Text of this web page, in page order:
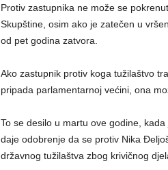
Protiv zastupnika ne može se
Skupštine, osim ako je zatečen u
od pet godina zatvora.
Ako zastupnik protiv koga tužilaštvo
pripada parlamentarnoj većini, ona
To se desilo u martu ove godine,
daje odobrenje da se protiv Nika
državnog tužilaštva zbog krivičnog